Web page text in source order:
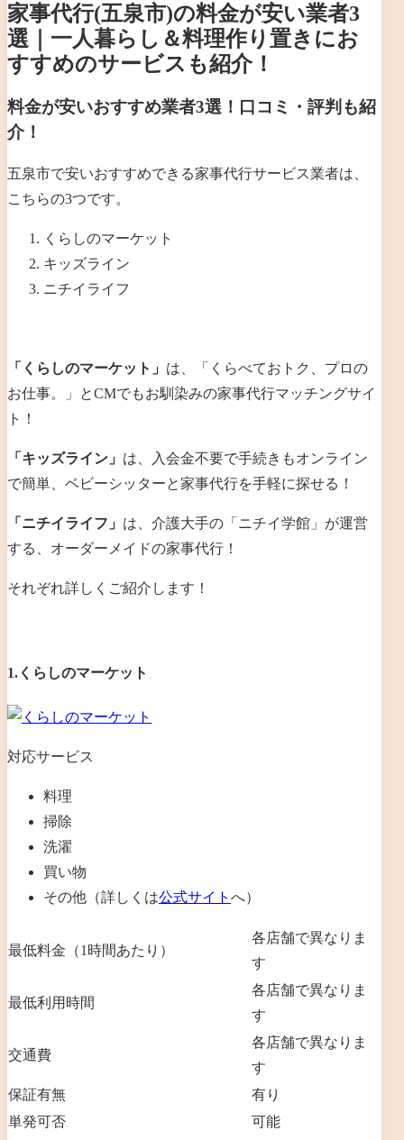
家事代行(五泉市)の料金が安い業者3
選｜一人暮らし＆料理作り置きにお
すすめのサービスも紹介！
料金が安いおすすめ業者3選！口コミ・評判も紹
介！
五泉市で安いおすすめできる家事代行サービス業者は、
こちらの3つです。
くらしのマーケット
キッズライン
ニチイライフ
「くらしのマーケット」 は、「くらべておトク、プロの
お仕事。」とCMでもお馴染みの家事代行マッチングサイ
ト！
「キッズライン」 は、入会金不要で手続きもオンライン
で簡単、ベビーシッターと家事代行を手軽に探せる！
「ニチイライフ」 は、介護大手の「ニチイ学館」が運営
する、オーダーメイドの家事代行！
それぞれ詳しくご紹介します！
1.くらしのマーケット
対応サービス
料理
掃除
洗濯
買い物
その他（詳しくは公式サイト へ）
最低料金（1時間あたり）
各店舗で異なりま
す
最低利用時間
各店舗で異なりま
す
交通費
各店舗で異なりま
す
保証有無
有り
単発可否
可能